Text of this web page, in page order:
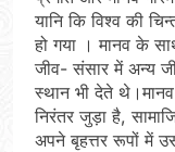
यानि कि विश्व की
हो गया । मानव के
जीव- संसार में अन्य
स्थान भी देते
निरंतर जुड़ा है,
अपने बृहत्तर रूपों में